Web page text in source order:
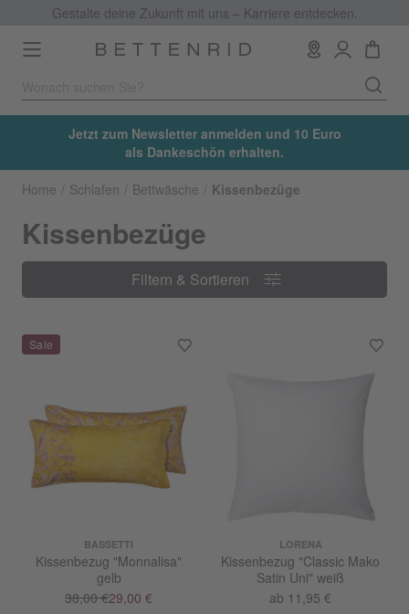
Gestalte deine Zukunft mit uns – Karriere entdecken.
Toggle
navigation
Jetzt zum Newsletter anmelden und 10 Euro
als Dankeschön erhalten.
Home Schlafen Bettwäsche Kissenbezüge
Kissenbezüge
Filtern & Sortieren
Filtern & Sortieren
BASSETTI
Kissenbezug "Monnalisa"
gelb
38,00 €29,00 €
LORENA
Kissenbezug "Classic Mako
Satin Uni" weiß
ab 11,95 €